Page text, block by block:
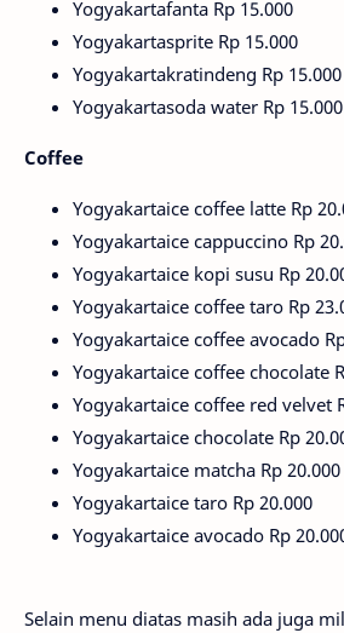
Yogyakartafanta Rp 15.000
Yogyakartasprite Rp 15.000
Yogyakartakratindeng Rp 15.000
Yogyakartasoda water Rp 15.000
Coffee
Yogyakartaice coffee latte Rp
Yogyakartaice cappuccino Rp
Yogyakartaice kopi susu Rp
Yogyakartaice coffee taro Rp
Yogyakartaice coffee avocado
Yogyakartaice coffee chocolate
Yogyakartaice coffee red velvet
Yogyakartaice chocolate Rp
Yogyakartaice matcha Rp 20.000
Yogyakartaice taro Rp 20.000
Yogyakartaice avocado Rp
Selain menu diatas masih ada juga